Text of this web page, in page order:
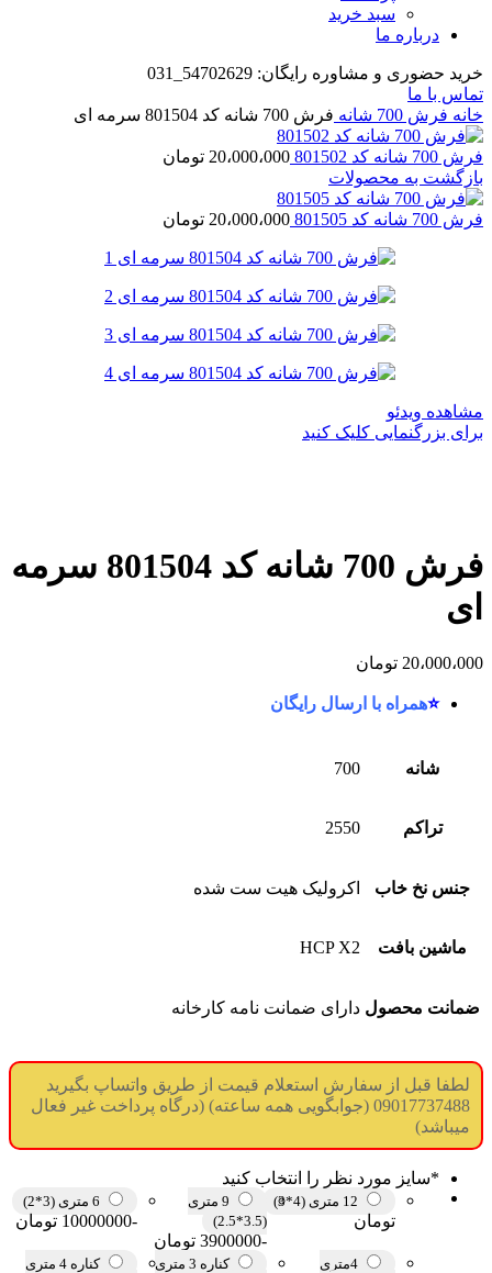
سبد خرید
درباره ما
خرید حضوری و مشاوره رایگان: 54702629_031
تماس با ما
خانه فرش 700 شانه فرش 700 شانه کد 801504 سرمه ای
فرش 700 شانه کد 801502 20،000،000 تومان
بازگشت به محصولات
فرش 700 شانه کد 801505 20،000،000 تومان
مشاهده ویدئو
برای بزرگنمایی کلیک کنید
فرش 700 شانه کد 801504 سرمه
ای
20،000،000 تومان
⭐همراه با ارسال رایگان
شانه 700
تراکم 2550
جنس نخ خاب اکرولیک هیت ست شده
ماشین بافت HCP X2
ضمانت محصول دارای ضمانت نامه کارخانه
لطفا قبل از سفارش استعلام قیمت از طریق واتساپ بگیرید
09017737488 (جوابگویی همه ساعته) (درگاه پرداخت غیر فعال
میباشد)
*سایز مورد نظر را انتخاب کنید
12 متری (4*3)
تومان
9 متری
(3.5*2.5)
-3900000 تومان
6 متری (3*2)
-10000000 تومان
4متری کناره 3 متری کناره 4 متری